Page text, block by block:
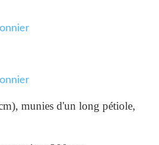
munies d'un long pétiole,